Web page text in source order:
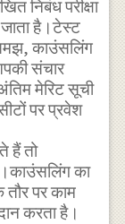
निबंध परीक्षा
जाता है।टेस्ट
काउंसलिंग
संचार
मेरिट सूची
पर प्रवेश
हैं तो
का
पर काम
करता है।